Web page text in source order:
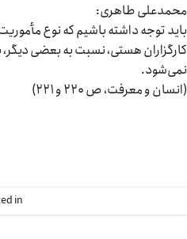
محمدعلی طاهری:
باید توجه داشته باشیم که نوع
کارگزاران هستی، نسبت به بعضی
نمی‌شود.
(انسان و معرفت، ص ۲۲۰ و ۲۲۱)
in